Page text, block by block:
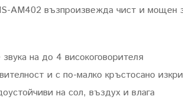
AM402 възпроизвежда чист и
на до 4 високоговорителя
и с по-малко кръстосано
на сол, въздух и влага